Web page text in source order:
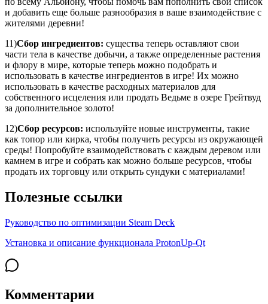
и добавить еще больше разнообразия в ваше взаимодействие с
жителями деревни!
11)Сбор ингредиентов: существа теперь оставляют свои
части тела в качестве добычи, а также определенные растения
и флору в мире, которые теперь можно подобрать и
использовать в качестве ингредиентов в игре! Их можно
использовать в качестве расходных материалов для
собственного исцеления или продать Ведьме в озере Грейтвуд
за дополнительное золото!
12)Сбор ресурсов: используйте новые инструменты, такие
как топор или кирка, чтобы получить ресурсы из окружающей
среды! Попробуйте взаимодействовать с каждым деревом или
камнем в игре и собрать как можно больше ресурсов, чтобы
продать их торговцу или открыть сундуки с материалами!
Полезные ссылки
Руководство по оптимизации Steam Deck
Установка и описание функционала ProtonUp-Qt
Комментарии